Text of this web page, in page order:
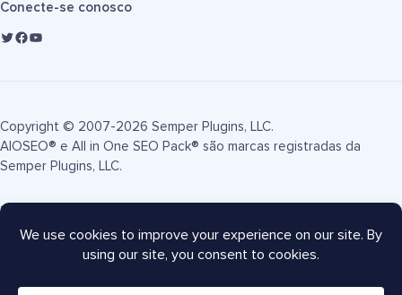
Conecte-se conosco
Copyright © 2007-2026 Semper Plugins, LLC.
AIOSEO® e All in One SEO Pack® são marcas registradas da
Semper Plugins, LLC.
Termos de Serviço
Mapa do site
Cupom AIOSEO